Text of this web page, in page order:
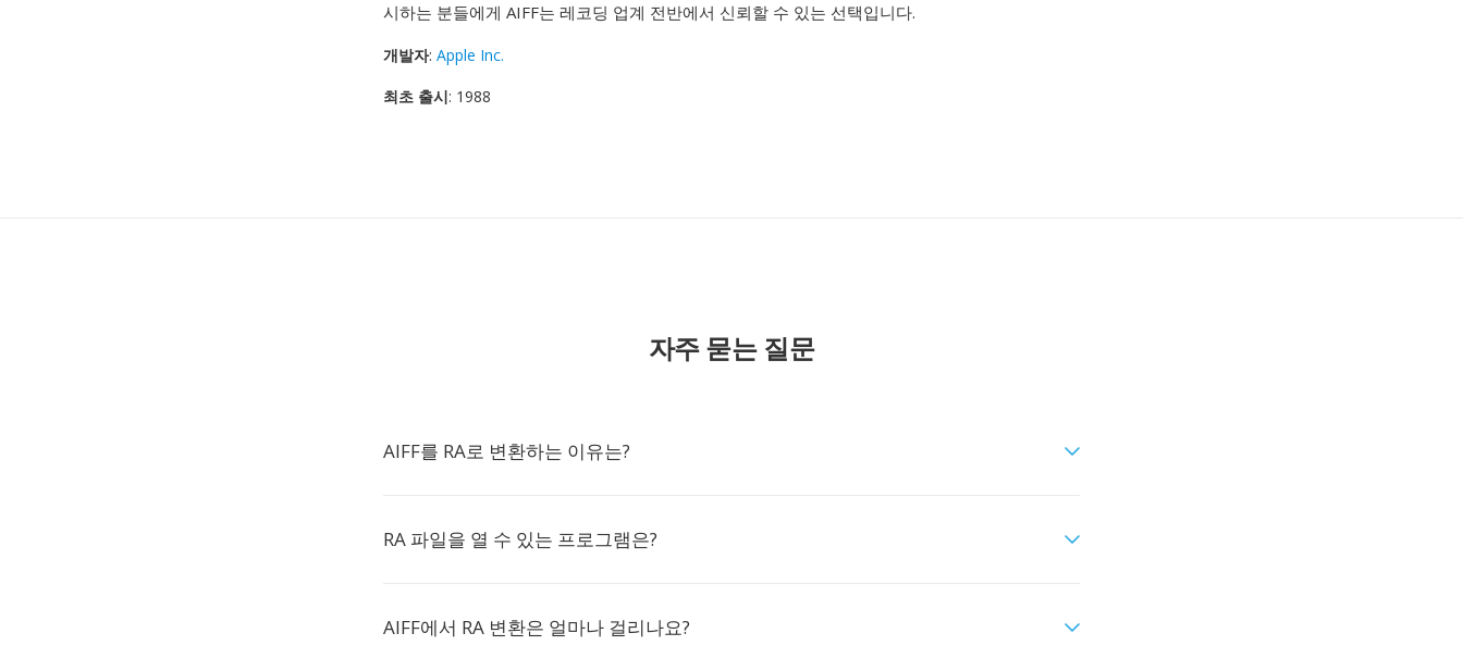
시하는 분들에게 AIFF는 레코딩 업계 전반에서 신뢰할 수 있는 선택입니다.
개발자: Apple Inc.
최초 출시: 1988
자주 묻는 질문
AIFF를 RA로 변환하는 이유는?
RA 파일을 열 수 있는 프로그램은?
AIFF에서 RA 변환은 얼마나 걸리나요?